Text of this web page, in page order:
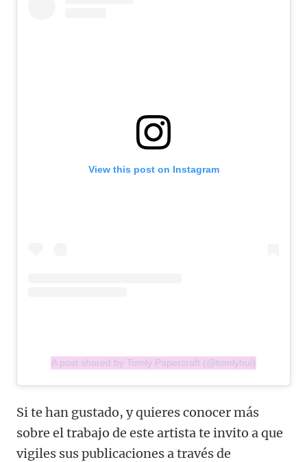
View this post on Instagram
A post shared by Tomly Papercraft (@tomlyhui)
Si te han gustado, y quieres conocer más
sobre el trabajo de este artista te invito a que
vigiles sus publicaciones a través de